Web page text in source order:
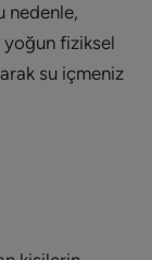
nedenle,
fiziksel
su içmeniz